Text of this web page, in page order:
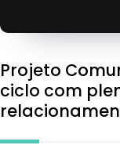
Projeto
ciclo com